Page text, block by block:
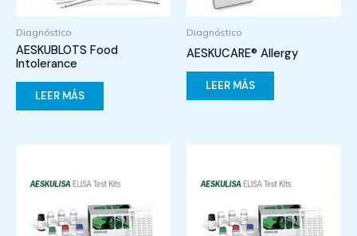
Diagnóstico
AESKUBLOTS Food
Intolerance
LEER MÁS
Diagnóstico
AESKUCARE® Allergy
LEER MÁS